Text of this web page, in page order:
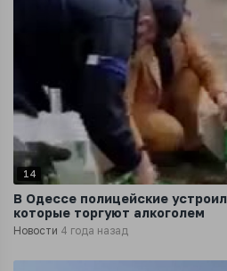
14
В Одессе полицейские
которые торгуют алкоголем
Новости 4 года назад